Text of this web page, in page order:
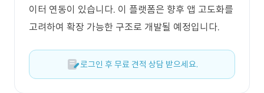
이터 연동이 있습니다. 이 플랫폼은 향후 앱 고도화를
고려하여 확장 가능한 구조로 개발될 예정입니다.
로그인 후 무료 견적 상담 받으세요.